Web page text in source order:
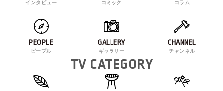
インタビュー コミック コラム
PEOPLE
ピープル
GALLERY
ギャラリー
CHANNEL
チャンネル
TV CATEGORY